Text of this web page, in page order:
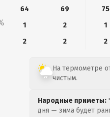
64
69 75
1
2 1
2
2 2
На термометре
чистым.
Народные приметы:
дня — зима будет